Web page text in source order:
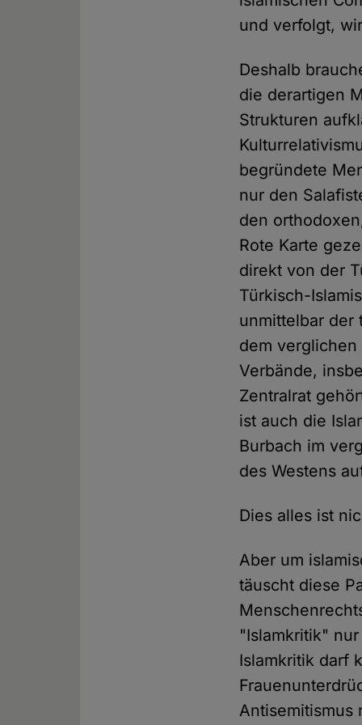
und verfolgt,
Deshalb
die derartigen
Strukturen
begründete
nur den
den
Rote Karte
direkt von der
Türkisch-
unmittelbar der
dem
Verbände,
Zentralrat
ist auch die
Burbach im
des Westens
Dies alles ist
Aber um
täuscht diese
"Islamkritik"
Islamkritik darf
Antisemitismus